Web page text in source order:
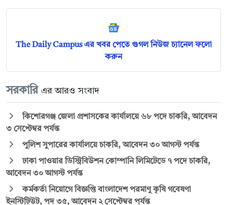
The Daily Campus এর খবর পেতে গুগল নিউজ চ্যানেল ফলো
করুন
সরকারি এর আরও সংবাদ
কিশোরগঞ্জ জেলা প্রশাসকের কার্যালয়ে ৬৮ পদে চাকরি, আবেদন
৩ সেপ্টেম্বর পর্যন্ত
পুলিশ সুপারের কার্যালয়ে চাকরি, আবেদন ৩০ আগস্ট পর্যন্ত
ঢাকা পাওয়ার ডিস্ট্রিবিউশন কোম্পানি লিমিটেডে ৭ পদে চাকরি,
আবেদন ৩০ আগস্ট পর্যন্ত
কর্মকর্তা নিয়োগে বিজ্ঞপ্তি বাংলাদেশ পরমাণু কৃষি গবেষণা
ইনস্টিটিউট, পদ ৩৫, আবেদন ২ সেপ্টেম্বর পর্যন্ত